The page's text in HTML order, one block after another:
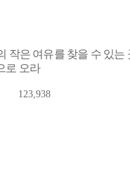
작은 여유를 찾을 수 있는
로 오라
123,938